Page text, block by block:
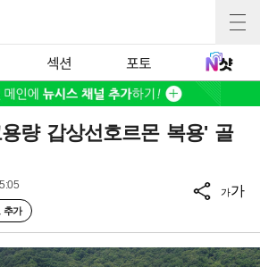
섹션 포토
량 갑상선호르몬 복용' 골
추가
가가